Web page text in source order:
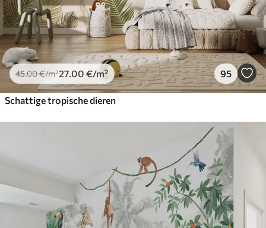
45.00€/m²27 .00 €/m² 95
Schattige tropische dieren